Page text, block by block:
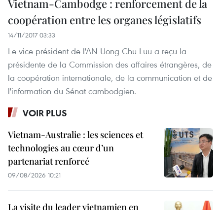
Vietnam-Cambodge : renforcement de la
coopération entre les organes législatifs
14/11/2017 03:33
Le vice-président de l'AN Uong Chu Luu a reçu la
présidente de la Commission des affaires étrangères, de
la coopération internationale, de la communication et de
l'information du Sénat cambodgien.
VOIR PLUS
Vietnam-Australie : les sciences et
technologies au cœur d’un
partenariat renforcé
09/08/2026 10:21
La visite du leader vietnamien en